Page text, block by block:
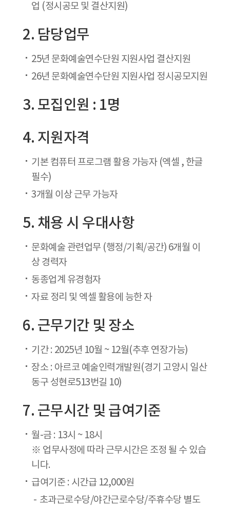
업 (정시공모 및 결산지원)
2. 담당업무
25년 문화예술연수단원 지원사업 결산지원
26년 문화예술연수단원 지원사업 정시공모지원
3. 모집인원 : 1명
4. 지원자격
기본 컴퓨터 프로그램 활용 가능자 (엑셀 , 한글
필수)
3개월 이상 근무 가능자
5. 채용 시 우대사항
문화예술 관련업무 (행정/기획/공간) 6개월 이
상 경력자
동종업계 유경험자
자료 정리 및 엑셀 활용에 능한 자
6. 근무기간 및 장소
기간 : 2025년 10월 ~ 12월(추후 연장가능)
장소 : 아르코 예술인력개발원(경기 고양시 일산
동구 성현로513번길 10)
7. 근무시간 및 급여기준
월-금 : 13시 ~ 18시
※ 업무사정에 따라 근무시간은 조정 될 수 있습
니다.
급여기준 : 시간급 12,000원
초과근로수당/야간근로수당/주휴수당 별도